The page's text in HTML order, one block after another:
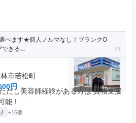
べます★個人ノルマなし！ブランクO
できる...
市若松町
円
だし美容師経験がある方は 資格支援
能！...
+16個